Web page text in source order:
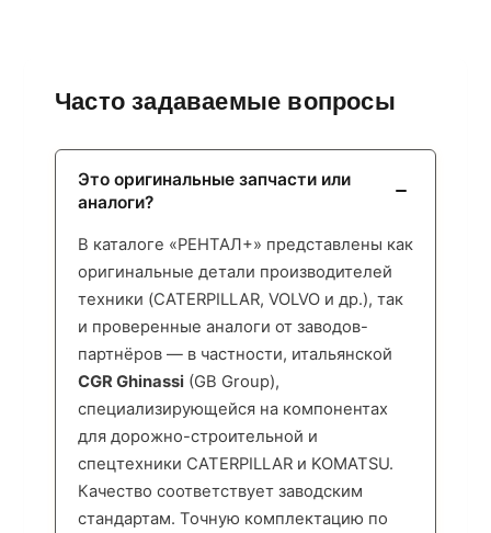
Часто задаваемые вопросы
Это оригинальные запчасти или
аналоги?
В каталоге «РЕНТАЛ+» представлены как
оригинальные детали производителей
техники (CATERPILLAR, VOLVO и др.), так
и проверенные аналоги от заводов-
партнёров — в частности, итальянской
CGR Ghinassi (GB Group),
специализирующейся на компонентах
для дорожно-строительной и
спецтехники CATERPILLAR и KOMATSU.
Качество соответствует заводским
стандартам. Точную комплектацию по